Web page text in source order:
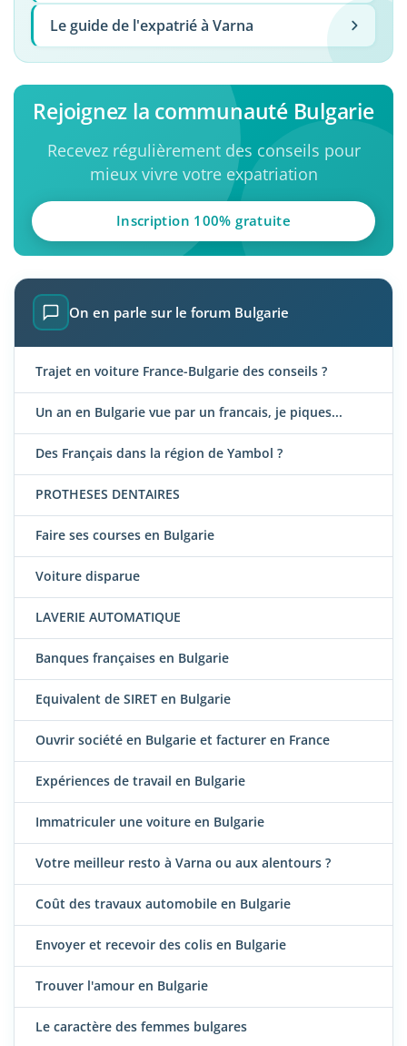
Le guide de l'expatrié à Varna
Rejoignez la communauté Bulgarie
Recevez régulièrement des conseils pour
mieux vivre votre expatriation
Inscription 100% gratuite
On en parle sur le forum Bulgarie
Trajet en voiture France-Bulgarie des conseils ?
Un an en Bulgarie vue par un francais, je piques...
Des Français dans la région de Yambol ?
PROTHESES DENTAIRES
Faire ses courses en Bulgarie
Voiture disparue
LAVERIE AUTOMATIQUE
Banques françaises en Bulgarie
Equivalent de SIRET en Bulgarie
Ouvrir société en Bulgarie et facturer en France
Expériences de travail en Bulgarie
Immatriculer une voiture en Bulgarie
Votre meilleur resto à Varna ou aux alentours ?
Coût des travaux automobile en Bulgarie
Envoyer et recevoir des colis en Bulgarie
Trouver l'amour en Bulgarie
Le caractère des femmes bulgares